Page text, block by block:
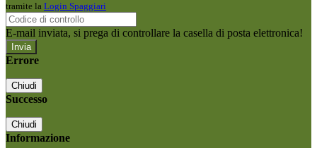
tramite la Login Spaggiari
E-mail inviata, si prega di controllare la casella di posta elettronica!
Errore
Chiudi
Successo
Chiudi
Informazione